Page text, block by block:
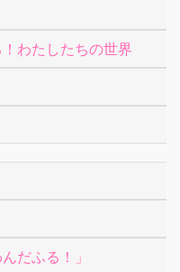
わたしたちの世界
だふる！」